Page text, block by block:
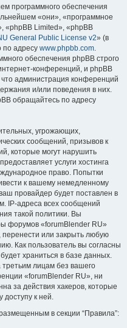
программного обеспечения
«они», «программное
«phpBB Limited», «phpBB
General Public License v2» (в
по адресу www.phpbb.com.
обеспечения phpBB строго
конференций, и phpBB
что администрация конференций
и/или поведения в них.
обращайтесь по адресу
угрожающих,
сообщений, призывов к
которые могут нарушить
услуги хостинга
право. Попытки
к вашему немедленному
провайдер будет поставлен в
IP-адреса всех сообщений
такой политики. Вы
форумов «forumBlender RU»
перенести или закрыть любую
Как пользователь вы согласны
храниться в базе данных.
лицам без вашего
«forumBlender RU», ни
за действия хакеров, которые
доступу к ней.
в секции “Правила”: